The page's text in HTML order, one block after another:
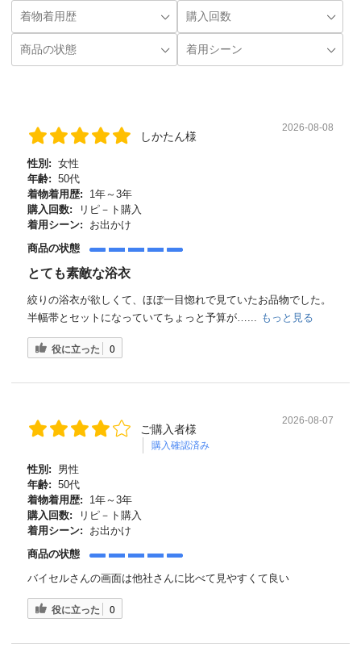
しかたん様
2026-08-08
性別: 女性
年齢: 50代
着物着用歴:
1年～3年
購入回数:
リピ－ト購入
着用シーン:
お出かけ
商品の状態
とても素敵な浴衣
絞りの浴衣が欲しくて、ほぼ一目惚れで見ていたお品物でした。
半幅帯とセットになっていてちょっと予算が…... もっと見る
役に立った 0
ご購入者様
購入確認済み
2026-08-07
性別:
男性
年齢: 50代
着物着用歴:
1年～3年
購入回数:
リピ－ト購入
着用シーン:
お出かけ
商品の状態
バイセルさんの画面は他社さんに比べて見やすくて良い
役に立った 0